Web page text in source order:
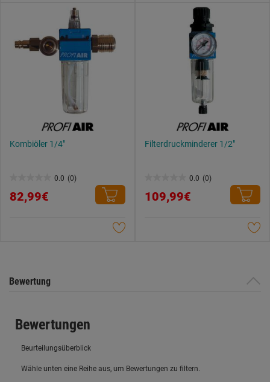
Kombiöler 1/4"
0.0 (0)
von
82,99€
Filterdruckminderer 1/2"
0.0 (0)
von
109,99€
Bewertung